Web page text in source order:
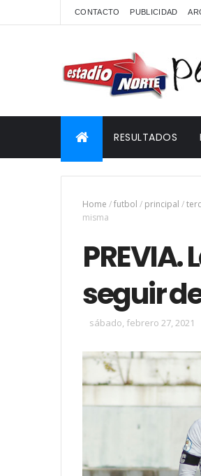
CONTACTO PUBLICIDAD
RESULTADOS
Home /futbol / principal /
misma
PREVIA.
seguir
sábado, febrero 27, 2021